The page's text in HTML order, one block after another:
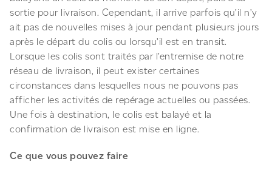
sortie pour livraison. Cependant, il arrive parfois qu’il n’y
ait pas de nouvelles mises à jour pendant plusieurs jours
après le départ du colis ou lorsqu’il est en transit.
Lorsque les colis sont traités par l’entremise de notre
réseau de livraison, il peut exister certaines
circonstances dans lesquelles nous ne pouvons pas
afficher les activités de repérage actuelles ou passées.
Une fois à destination, le colis est balayé et la
confirmation de livraison est mise en ligne.
Ce que vous pouvez faire